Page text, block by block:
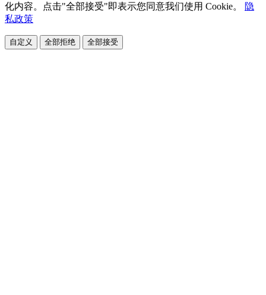
化内容。点击"全部接受"即表示您同意我们使用 Cookie。
隐
私政策
自定义 全部拒绝 全部接受